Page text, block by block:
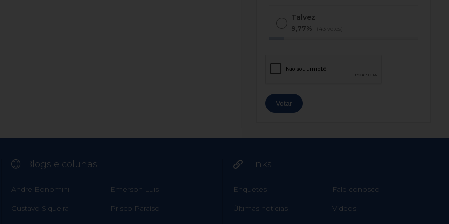
Talvez
9,77% (43 votos)
Blogs e colunas
Andre Bonomini Emerson Luis
Gustavo Siqueira Prisco Paraíso
Links
Enquetes Fale conosco
Últimas notícias Vídeos